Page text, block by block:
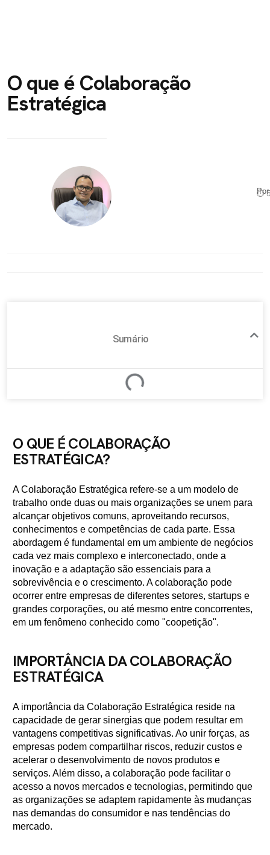
O que é Colaboração
Estratégica
⏱
Sumário
O QUE É COLABORAÇÃO
ESTRATÉGICA?
A Colaboração Estratégica refere-se a um modelo de
trabalho onde duas ou mais organizações se unem para
alcançar objetivos comuns, aproveitando recursos,
conhecimentos e competências de cada parte. Essa
abordagem é fundamental em um ambiente de negócios
cada vez mais complexo e interconectado, onde a
inovação e a adaptação são essenciais para a
sobrevivência e o crescimento. A colaboração pode
ocorrer entre empresas de diferentes setores, startups e
grandes corporações, ou até mesmo entre concorrentes,
em um fenômeno conhecido como "coopetição".
IMPORTÂNCIA DA COLABORAÇÃO
ESTRATÉGICA
A importância da Colaboração Estratégica reside na
capacidade de gerar sinergias que podem resultar em
vantagens competitivas significativas. Ao unir forças, as
empresas podem compartilhar riscos, reduzir custos e
acelerar o desenvolvimento de novos produtos e
serviços. Além disso, a colaboração pode facilitar o
acesso a novos mercados e tecnologias, permitindo que
as organizações se adaptem rapidamente às mudanças
nas demandas do consumidor e nas tendências do
mercado.